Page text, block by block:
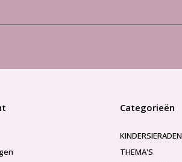
Categorieën
KINDERSIERADEN
THEMA'S